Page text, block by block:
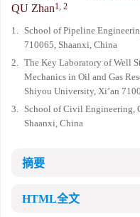
QU Zhan1, 2
1. School of Pipeline
710065, Shaanxi, China
2. The Key Laboratory of Well
Mechanics in Oil and Gas
Shiyou University, Xi’an
3. School of Civil Engineering,
Shaanxi, China
摘要
HTML全文